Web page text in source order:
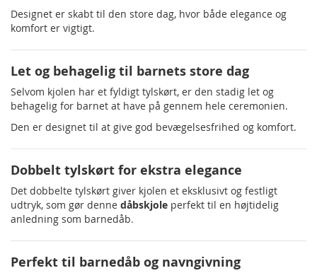
Designet er skabt til den store dag, hvor både elegance og
komfort er vigtigt.
Let og behagelig til barnets store dag
Selvom kjolen har et fyldigt tylskørt, er den stadig let og
behagelig for barnet at have på gennem hele ceremonien.
Den er designet til at give god bevægelsesfrihed og komfort.
Dobbelt tylskørt for ekstra elegance
Det dobbelte tylskørt giver kjolen et eksklusivt og festligt
udtryk, som gør denne dåbskjole perfekt til en højtidelig
anledning som barnedåb.
Perfekt til barnedåb og navngivning